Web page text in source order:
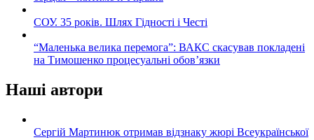
СОУ. 35 років. Шлях Гідності і Честі
“Маленька велика перемога”: ВАКС скасував покладені
на Тимошенко процесуальні обов’язки
Наші автори
Сергій Мартинюк отримав відзнаку жюрі Всеукраїнської